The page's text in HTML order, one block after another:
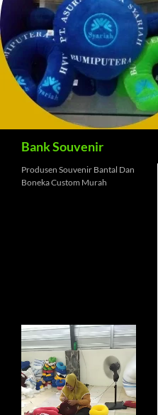
Bank Souvenir
Produsen Souvenir Bantal Dan
Boneka Custom Murah